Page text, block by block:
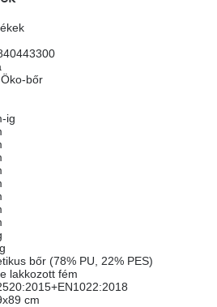
Öko-bőr
ig
bőr (78% PU, 22% PES)
lakkozott fém
cm